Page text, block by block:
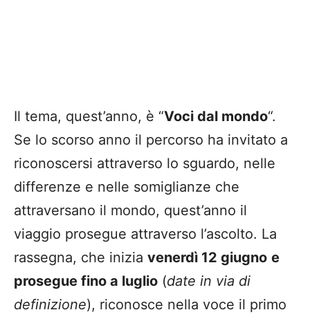
Il tema, quest’anno, è “Voci dal mondo“.
Se lo scorso anno il percorso ha invitato a
riconoscersi attraverso lo sguardo, nelle
differenze e nelle somiglianze che
attraversano il mondo, quest’anno il
viaggio prosegue attraverso l’ascolto. La
rassegna, che inizia venerdì 12 giugno e
prosegue fino a luglio (date in via di
definizione), riconosce nella voce il primo